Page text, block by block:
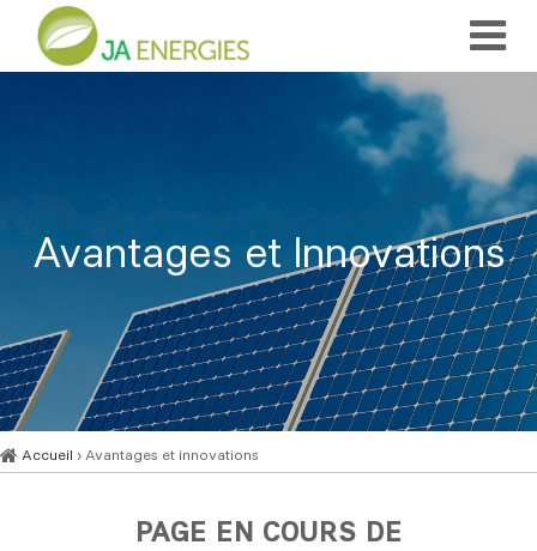
Avantages et Innovations
Accueil › Avantages et innovations
PAGE EN COURS DE